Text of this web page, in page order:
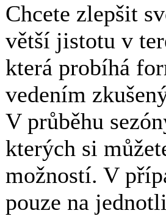
Chcete zlepšit
větší jistotu v
která probíhá
vedením
V průběhu
kterých si
možností. V
pouze na